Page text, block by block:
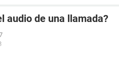
audio de una llamada?